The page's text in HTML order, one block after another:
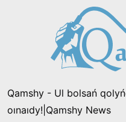
Qamshy - Ul bolsań
oınaıdy!|Qamshy News